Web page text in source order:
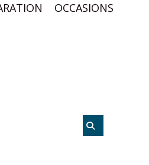
OCCASIONS